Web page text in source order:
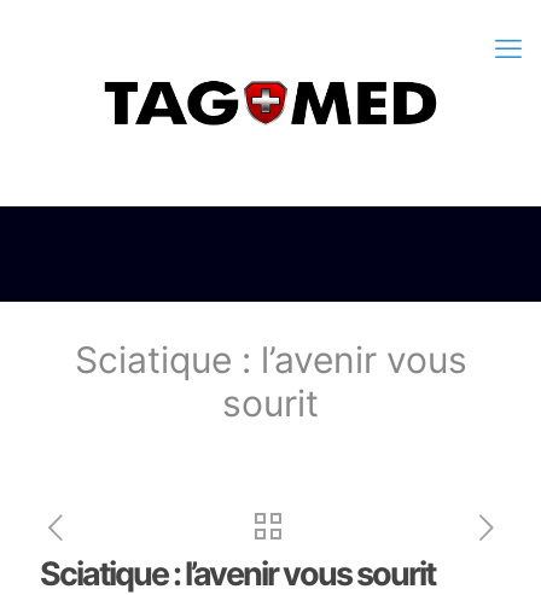
Sciatique : l’avenir vous
sourit
Sciatique : l’avenir vous sourit